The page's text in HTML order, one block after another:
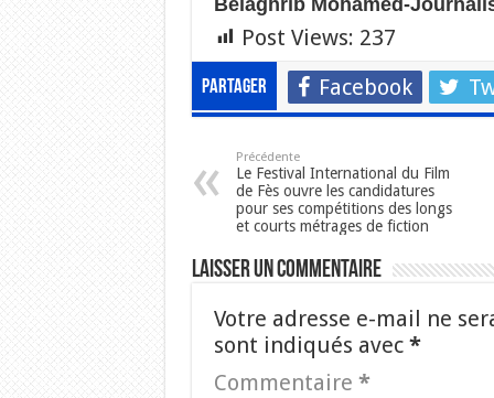
Post Views: 237
Partager Facebook
Précédente
Le Festival International du Film
de Fès ouvre les candidatures
pour ses compétitions des longs
et courts métrages de fiction
Laisser un commentaire
Votre adresse e-mail ne
sont indiqués avec *
Commentaire *